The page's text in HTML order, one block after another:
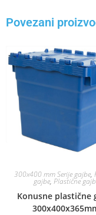
Povezani
300x400 mm Serije gajbe,
gajbe, Plastične
Konusne plastične